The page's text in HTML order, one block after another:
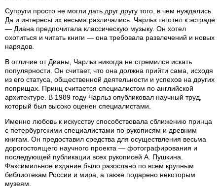
Супруги просто не могли дать друг другу того, в чем нуждались.
Да и интересы их весьма различались. Чарльз тяготел к эстраде
— Диана предпочитала классическую музыку. Он хотел
охотиться и читать книги — она требовала развлечений и новых
нарядов.
В отличие от Дианы, Чарльз никогда не стремился искать
популярности. Он считает, что она должна прийти сама, исходя
из его статуса, общественной деятельности и успехов на других
поприщах. Принц считается специалистом по английской
архитектуре. В 1989 году Чарльз опубликовал научный труд,
который был высоко оценен специалистами.
Именно любовь к искусству способствовала сближению принца
с петербургскими специалистами по рукописям и древним
книгам. Он предоставил средства для осуществления весьма
дорогостоящего научного проекта — фотографирования и
последующей публикации всех рукописей А. Пушкина.
Факсимильное издание было разослано по всем крупным
библиотекам России и мира, а также подарено некоторым
музеям.